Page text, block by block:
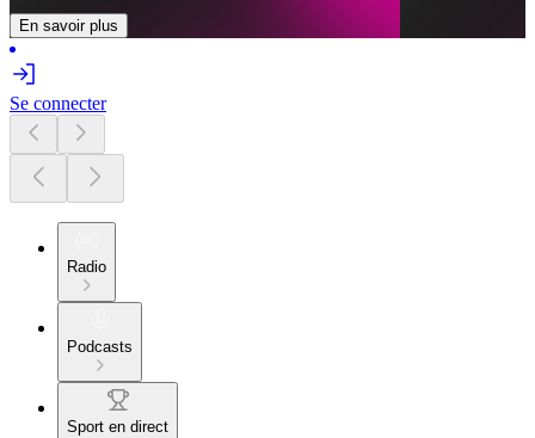
En savoir plus
Se connecter
Radio
Podcasts
Sport en direct